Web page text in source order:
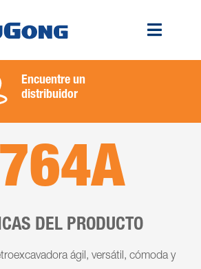
Encuentre un
distribuidor
DEL PRODUCTO
ágil, versátil, cómoda y